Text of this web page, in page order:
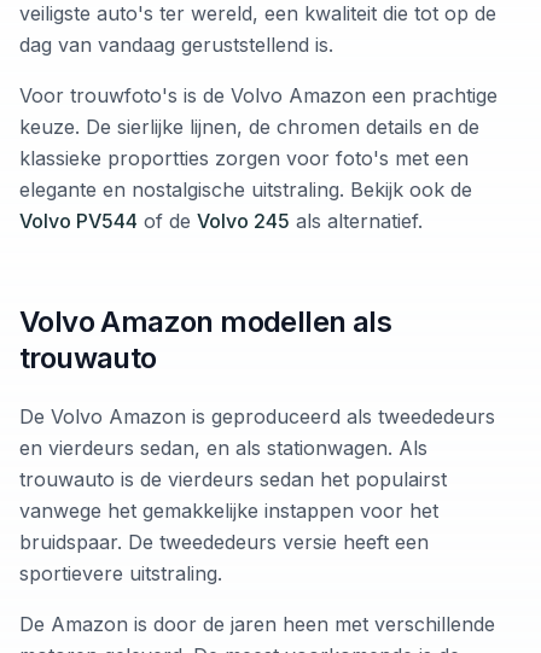
veiligste auto's ter wereld, een kwaliteit die tot op de
dag van vandaag geruststellend is.
Voor trouwfoto's is de Volvo Amazon een prachtige
keuze. De sierlijke lijnen, de chromen details en de
klassieke proportties zorgen voor foto's met een
elegante en nostalgische uitstraling. Bekijk ook de
Volvo PV544 of de Volvo 245 als alternatief.
Volvo Amazon modellen als
trouwauto
De Volvo Amazon is geproduceerd als tweededeurs
en vierdeurs sedan, en als stationwagen. Als
trouwauto is de vierdeurs sedan het populairst
vanwege het gemakkelijke instappen voor het
bruidspaar. De tweededeurs versie heeft een
sportievere uitstraling.
De Amazon is door de jaren heen met verschillende